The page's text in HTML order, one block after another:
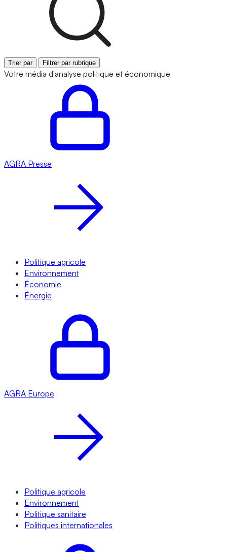
Trier par Filtrer par rubrique
Votre média d'analyse politique et économique
AGRA Presse
Politique agricole
Environnement
Économie
Énergie
AGRA Europe
Politique agricole
Environnement
Politique sanitaire
Politiques internationales